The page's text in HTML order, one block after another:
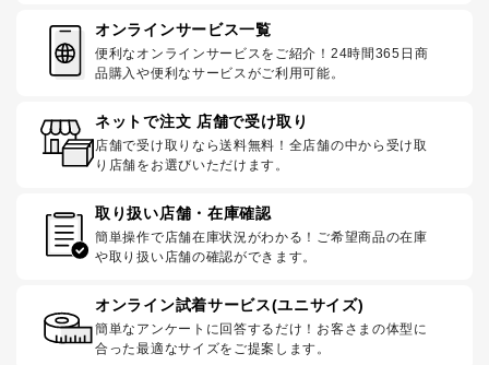
オンラインサービス一覧
便利なオンラインサービスをご紹介！24時間365日商
品購入や便利なサービスがご利用可能。
ネットで注文 店舗で受け取り
店舗で受け取りなら送料無料！全店舗の中から受け取
り店舗をお選びいただけます。
取り扱い店舗・在庫確認
簡単操作で店舗在庫状況がわかる！ご希望商品の在庫
や取り扱い店舗の確認ができます。
オンライン試着サービス(ユニサイズ)
簡単なアンケートに回答するだけ！お客さまの体型に
合った最適なサイズをご提案します。